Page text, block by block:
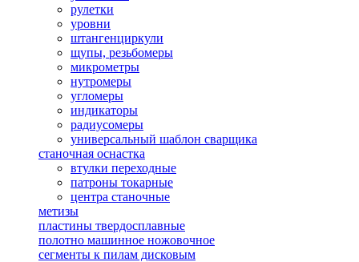
рулетки
уровни
штангенциркули
щупы, резьбомеры
микрометры
нутромеры
угломеры
индикаторы
радиусомеры
универсальный шаблон сварщика
станочная оснастка
втулки переходные
патроны токарные
центра станочные
метизы
пластины твердосплавные
полотно машинное ножовочное
сегменты к пилам дисковым